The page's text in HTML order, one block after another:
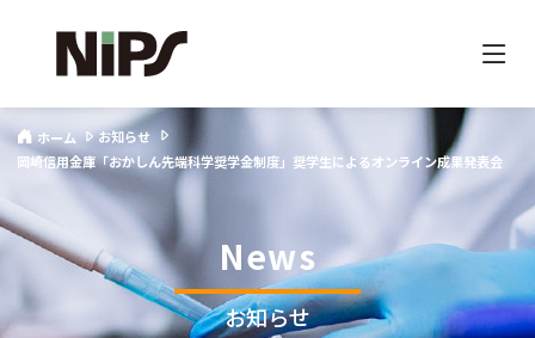
ホーム
お知らせ
岡崎信用金庫「おかしん先端科学奨学金制度」奨学生によるオンライン成果発表会
News
お知らせ